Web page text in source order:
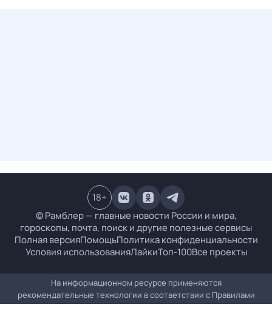
© Рамблер — главные новости России и мира,
гороскопы, почта, поиск и другие полезные сервисы
Полная версияПомощьПолитика конфиденциальности
Условия использованияЛайкиТоп-100Все проекты
18+
На информационном ресурсе применяются
рекомендательные технологии в соответствии с Правилами